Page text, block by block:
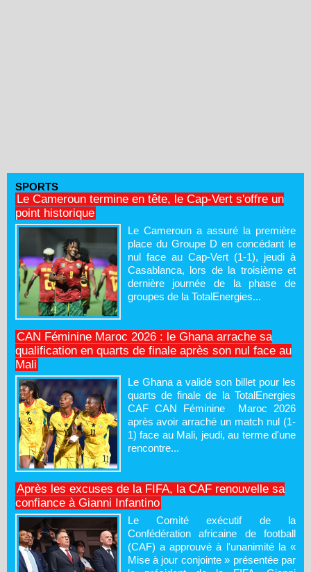
SPORTS
Le Cameroun termine en tête, le Cap-Vert s'offre un
point historique
Le Cameroun a assuré la première
place du Groupe D en concédant le
nul face au Cap-Vert (1-1), jeudi à
Casablanca, lors de la troisième et
dernière journée de la phase de
groupes de la TotalEnergies...
CAN Féminine Maroc 2026 : le Ghana arrache sa
qualification en quarts de finale après son nul face au
Mali
Le Ghana a validé son billet pour les
quarts de finale de la TotalEnergies
CAF CAN Féminine Maroc 2026
après avoir arraché un match nul (1-
1) face au Mali, jeudi, au terme d'une
rencontre...
Après les excuses de la FIFA, la CAF renouvelle sa
confiance à Gianni Infantino
Le Comité exécutif de la
Confédération africaine de football
(CAF) a approuvé à l'unanimité la «
Mise à jour conjointe » présentée par